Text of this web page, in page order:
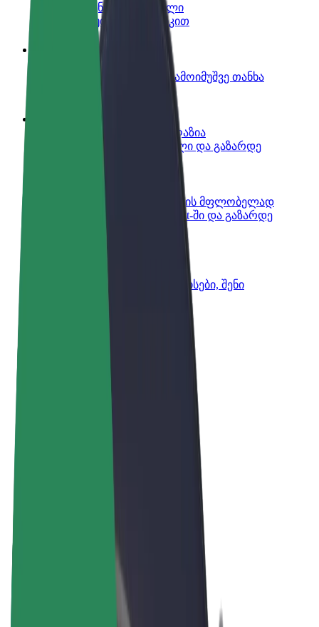
გახდი პარტნიორი მძღოლი
იმუშავე საკუთარი გრაფიკით
გახდი კურიერი
შეასრულე შეკვეთები და გამოიმუშვე თანხა
დაამატე რესტორანი ან მაღაზია
მოიზიდე მეტი მომხმარებელი და გაზარდე
დარეგისტრირდი ავტოპარკის მფლობელად
დაამატე შენი ავტოპარკი Bolt-ში და გაზარდე
Bolt-ის პროდუქტები და სერვისები, შენი